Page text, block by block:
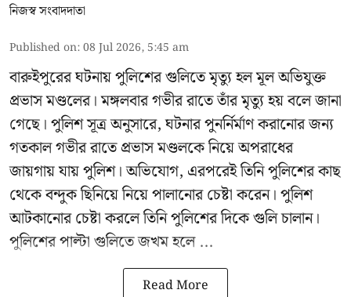
নিজস্ব সংবাদদাতা
Published on:08 Jul 2026, 5:45 am
বারুইপুরের ঘটনায় পুলিশের গুলিতে মৃত্যু হল মূল অভিযুক্ত
প্রভাস মণ্ডলের। মঙ্গলবার গভীর রাতে তাঁর মৃত্যু হয় বলে জানা
গেছে। পুলিশ সূত্র অনুসারে, ঘটনার পুনর্নির্মাণ করানোর জন্য
গতকাল গভীর রাতে প্রভাস মণ্ডলকে নিয়ে অপরাধের
জায়গায় যায় পুলিশ। অভিযোগ, এরপরেই তিনি পুলিশের কাছ
থেকে বন্দুক ছিনিয়ে নিয়ে পালানোর চেষ্টা করেন। পুলিশ
আটকানোর চেষ্টা করলে তিনি পুলিশের দিকে গুলি চালান।
পুলিশের পাল্টা গুলিতে জখম হলে ...
Read More